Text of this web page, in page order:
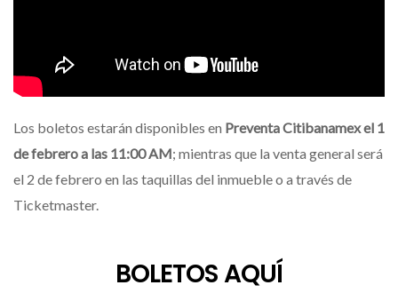
Los boletos estarán disponibles en Preventa Citibanamex el 1
de febrero a las 11:00 AM; mientras que la venta general será
el 2 de febrero en las taquillas del inmueble o a través de
Ticketmaster.
BOLETOS AQUÍ